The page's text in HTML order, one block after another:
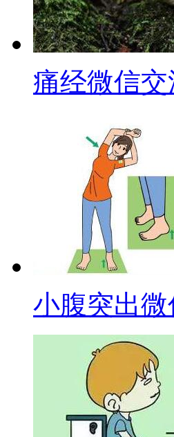
痛经微信
小腹突出